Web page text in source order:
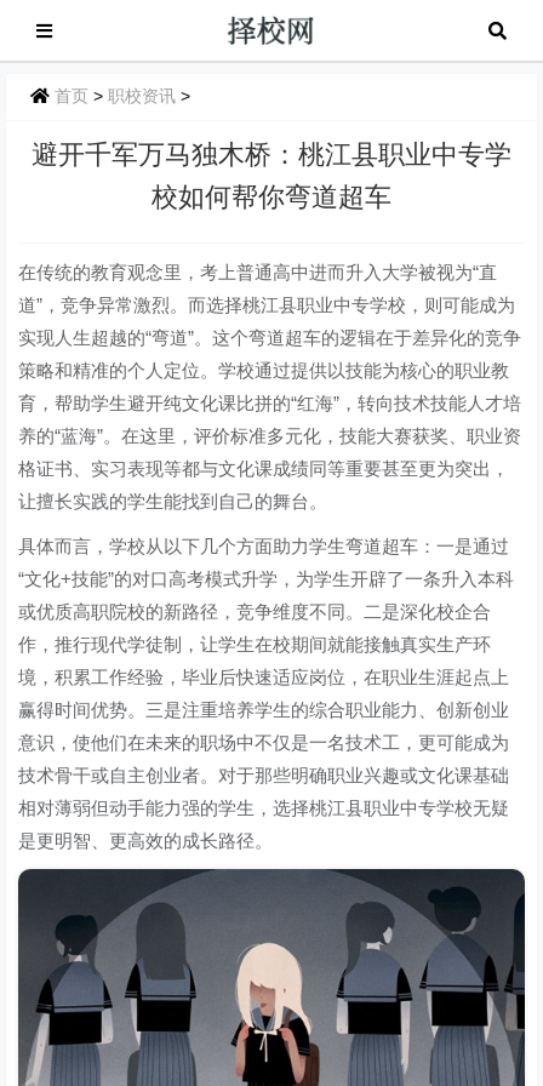
首页 >职校资讯 >
避开千军万马独木桥：桃江县职业中专学
校如何帮你弯道超车
在传统的教育观念里，考上普通高中进而升入大学被视为“直
道”，竞争异常激烈。而选择桃江县职业中专学校，则可能成为
实现人生超越的“弯道”。这个弯道超车的逻辑在于差异化的竞争
策略和精准的个人定位。学校通过提供以技能为核心的职业教
育，帮助学生避开纯文化课比拼的“红海”，转向技术技能人才培
养的“蓝海”。在这里，评价标准多元化，技能大赛获奖、职业资
格证书、实习表现等都与文化课成绩同等重要甚至更为突出，
让擅长实践的学生能找到自己的舞台。
具体而言，学校从以下几个方面助力学生弯道超车：一是通过
“文化+技能”的对口高考模式升学，为学生开辟了一条升入本科
或优质高职院校的新路径，竞争维度不同。二是深化校企合
作，推行现代学徒制，让学生在校期间就能接触真实生产环
境，积累工作经验，毕业后快速适应岗位，在职业生涯起点上
赢得时间优势。三是注重培养学生的综合职业能力、创新创业
意识，使他们在未来的职场中不仅是一名技术工，更可能成为
技术骨干或自主创业者。对于那些明确职业兴趣或文化课基础
相对薄弱但动手能力强的学生，选择桃江县职业中专学校无疑
是更明智、更高效的成长路径。